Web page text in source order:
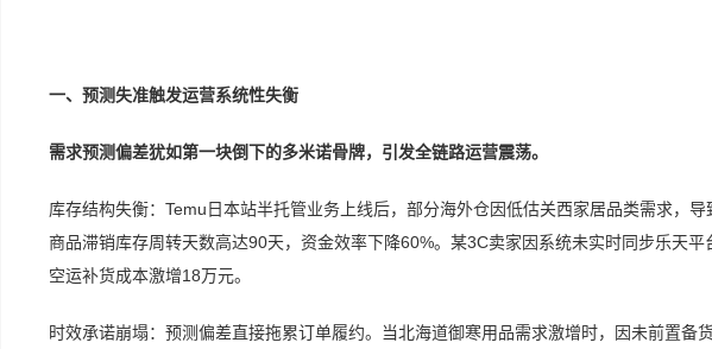
一、预测失准触发运营系统性失衡
需求预测偏差犹如第一块倒下的多米诺骨牌，引发全链路运营震荡。
库存结构失衡：Temu日本站半托管业务上线后，部分海外仓因低估关西家居品类需求，
商品滞销库存周转天数高达90天，资金效率下降60%。某3C卖家因系统未实时同步乐天
空运补货成本激增18万元。
时效承诺崩塌：预测偏差直接拖累订单履约。当北海道御寒用品需求激增时，因未前置备